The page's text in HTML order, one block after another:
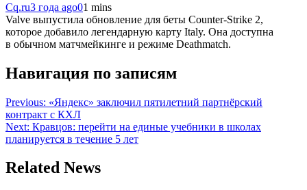
Cq.ru3 года ago01 mins
Valve выпустила обновление для беты Counter-Strike 2,
которое добавило легендарную карту Italy. Она доступна
в обычном матчмейкинге и режиме Deathmatch.
Навигация по записям
Previous: «Яндекс» заключил пятилетний партнёрский
контракт с КХЛ
Next: Кравцов: перейти на единые учебники в школах
планируется в течение 5 лет
Related News